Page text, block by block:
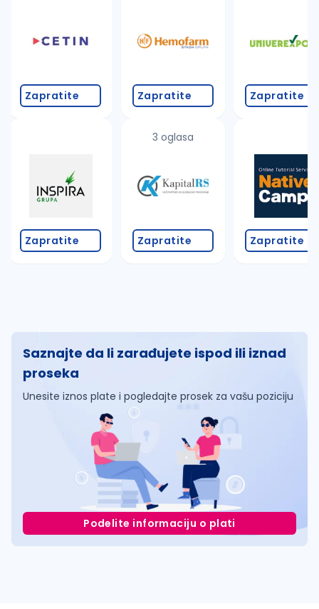
proverite pravopisne greške (koristite č, ć, š, đ,
promenite odabrane filtere pretrage
Zapratite
Zapratite
Zapratite
3 oglasa
Zapratite
Zapratite
Zapratite
Saznajte da li zarađujete ispod ili iznad
proseka
Unesite iznos plate i pogledajte prosek za vašu poziciju
Podelite informaciju o plati